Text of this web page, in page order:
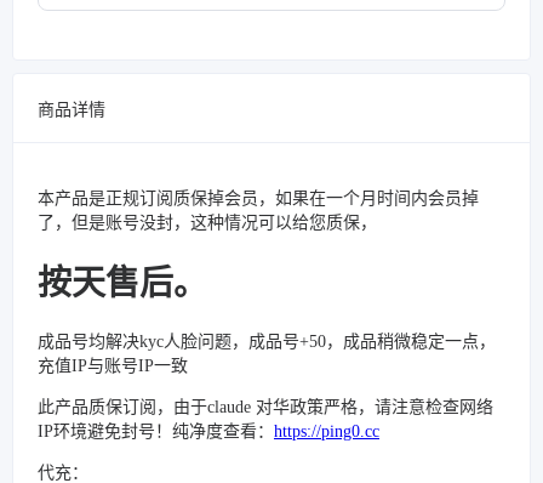
商品详情
本产品是正规订阅质保掉会员，如果在一个月时间内会员掉
了，但是账号没封，这种情况可以给您质保，
按天售后。
成品号均解决kyc人脸问题，成品号+50，成品稍微稳定一点，
充值IP与账号IP一致
此产品质保订阅，由于claude 对华政策严格，请注意检查网络
IP环境避免封号！纯净度查看： https://ping0.cc
代充：